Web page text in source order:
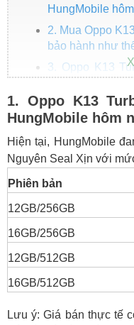
HungMobile
2. Mua Oppo
bảo hành như
3. Oppo K13
4. Mua
HungMobile cần
Trả góp
Trả góp
5. Có nên
1. Oppo K13
HungMobile hôm
Hiện tại, HungMobile
Nguyên Seal Xịn với
Phiên bản
12GB/256GB
16GB/256GB
12GB/512GB
16GB/512GB
Lưu ý: Giá bán thực tế